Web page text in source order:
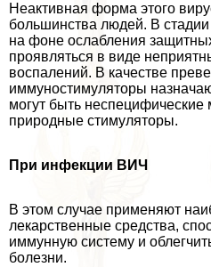
Неактивная форма этого
большинства людей. В
на фоне ослабления
проявляться в виде
воспалений. В качестве
иммуностимуляторы
могут быть
природные стимуляторы.
При инфекции ВИЧ
В этом случае применяют
лекарственные средства,
иммунную систему и
болезни.